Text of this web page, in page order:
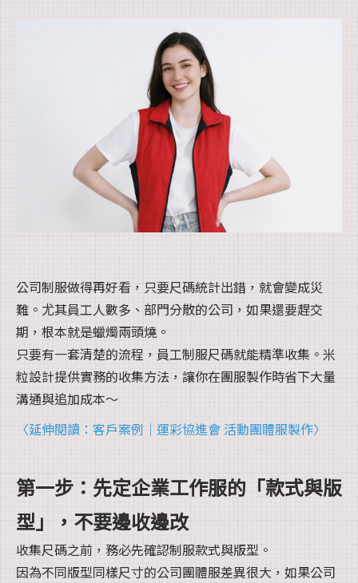
公司制服做得再好看，只要尺碼統計出錯，就會變成災
難。尤其員工人數多、部門分散的公司，如果還要趕交
期，根本就是蠟燭兩頭燒。
只要有一套清楚的流程，員工制服尺碼就能精準收集。米
粒設計提供實務的收集方法，讓你在團服製作時省下大量
溝通與追加成本～
〈延伸閱讀：客戶案例｜運彩協進會 活動團體服製作〉
第一步：先定企業工作服的「款式與版
型」，不要邊收邊改
收集尺碼之前，務必先確認制服款式與版型。
因為不同版型同樣尺寸的公司團體服差異很大，如果公司